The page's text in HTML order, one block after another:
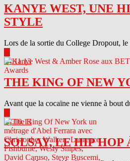
KANYE WEST, UNE
STYLE
Lors de la sortie du College Dropout,
04.11.13
THE KING OF NEW
Avant que la cocaïne ne vienne à bout
04.10.13
SOLSAY, LE HIP HOP